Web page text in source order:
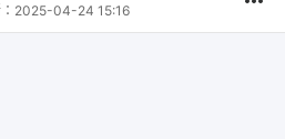
2025-04-24 15:16